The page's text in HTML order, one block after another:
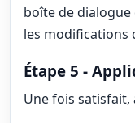
boîte de
les modifications
Étape 5 -
Une fois